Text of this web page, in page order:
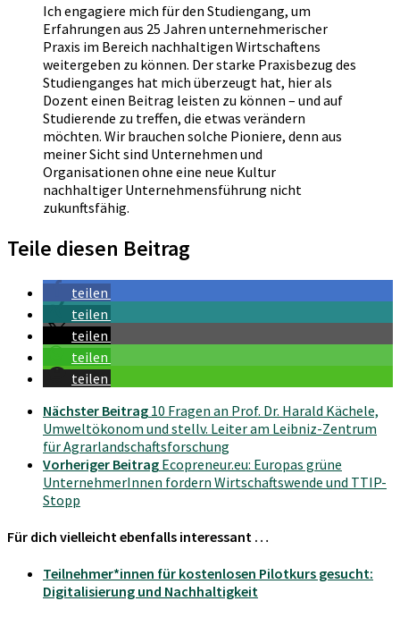
Ich engagiere mich für den Studiengang, um
Erfahrungen aus 25 Jahren unternehmerischer
Praxis im Bereich nachhaltigen Wirtschaftens
weitergeben zu können. Der starke Praxisbezug des
Studienganges hat mich überzeugt hat, hier als
Dozent einen Beitrag leisten zu können – und auf
Studierende zu treffen, die etwas verändern
möchten. Wir brauchen solche Pioniere, denn aus
meiner Sicht sind Unternehmen und
Organisationen ohne eine neue Kultur
nachhaltiger Unternehmensführung nicht
zukunftsfähig.
Teile diesen Beitrag
teilen
teilen
teilen
teilen
teilen
Nächster Beitrag 10 Fragen an Prof. Dr. Harald Kächele,
Umweltökonom und stellv. Leiter am Leibniz-Zentrum
für Agrarlandschaftsforschung
Vorheriger Beitrag Ecopreneur.eu: Europas grüne
UnternehmerInnen fordern Wirtschaftswende und TTIP-
Stopp
Für dich vielleicht ebenfalls interessant …
Teilnehmer*innen für kostenlosen Pilotkurs gesucht:
Digitalisierung und Nachhaltigkeit